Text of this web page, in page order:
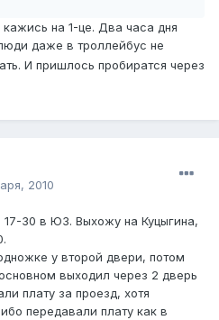
на 1-це. Два часа дня
даже в троллейбус не
И пришлось пробиратся через
2010
17-30 в ЮЗ. Выхожу на Куцыгина,
у второй двери, потом
выходил через 2 дверь
плату за проезд, хотя
передавали плату как в